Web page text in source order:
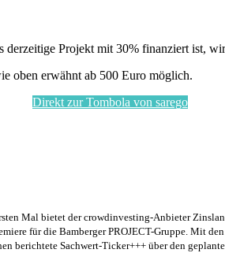
Projekt mit 30% finanziert ist,
oben erwähnt ab 500 Euro möglich.
Direkt zur Tombola von sarego
Mal bietet der crowdinvesting-Anbieter
für die Bamberger PROJECT-Gruppe. Mit
berichtete Sachwert-Ticker+++ über den